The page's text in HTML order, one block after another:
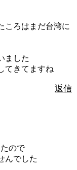
ころはまだ台湾に
ました
てきてますね
返信
ので
んでした